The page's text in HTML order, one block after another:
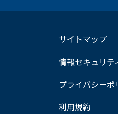
サイトマップ
情報セキュリテ
プライバシーポ
利用規約